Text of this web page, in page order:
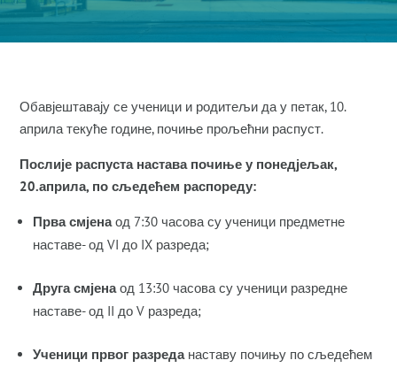
Обавјештавају се ученици и родитељи да у петак, 10.
априла текуће године, почиње прољећни распуст.
Послије распуста настава почиње у понедјељак,
20.априла, по сљедећем распореду:
Прва смјенаод 7:30 часова су ученици предметне
наставе- од VI до IX разреда;
Друга смјенаод 13:30 часова су ученици разредне
наставе- од II до V разреда;
Ученици првог разреданаставу почињу по сљедећем